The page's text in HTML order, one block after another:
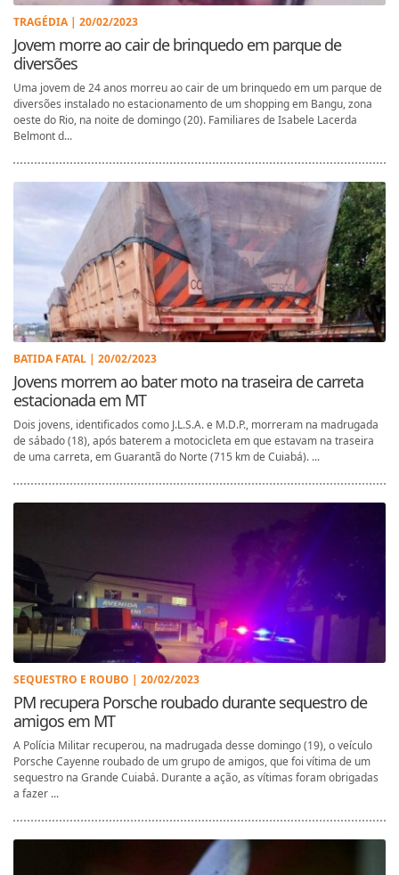
TRAGÉDIA | 20/02/2023
Jovem morre ao cair de brinquedo em parque de
diversões
Uma jovem de 24 anos morreu ao cair de um brinquedo em um parque de
diversões instalado no estacionamento de um shopping em Bangu, zona
oeste do Rio, na noite de domingo (20). Familiares de Isabele Lacerda
Belmont d...
BATIDA FATAL | 20/02/2023
Jovens morrem ao bater moto na traseira de carreta
estacionada em MT
Dois jovens, identificados como J.L.S.A. e M.D.P., morreram na madrugada
de sábado (18), após baterem a motocicleta em que estavam na traseira
de uma carreta, em Guarantã do Norte (715 km de Cuiabá). ...
SEQUESTRO E ROUBO | 20/02/2023
PM recupera Porsche roubado durante sequestro de
amigos em MT
A Polícia Militar recuperou, na madrugada desse domingo (19), o veículo
Porsche Cayenne roubado de um grupo de amigos, que foi vítima de um
sequestro na Grande Cuiabá. Durante a ação, as vítimas foram obrigadas
a fazer ...